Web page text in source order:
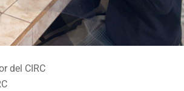
del CIRC